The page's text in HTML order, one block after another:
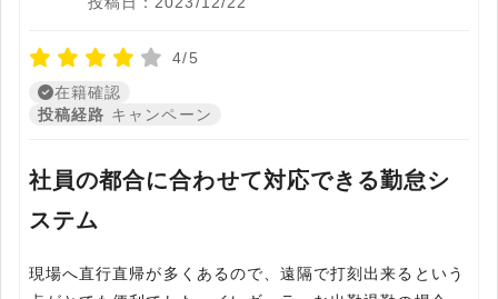
4/5
在籍確認
投稿経路 キャンペーン
社員の都合に合わせて対応できる勤怠シ
ステム
現場へ直行直帰が多くあるので、遠隔で打刻出来るという